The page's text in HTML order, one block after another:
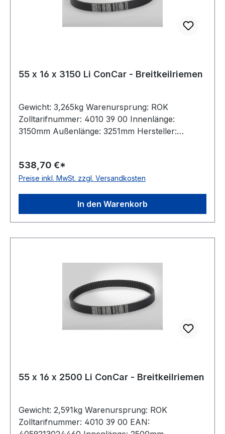
55 x 16 x 3150 Li ConCar - Breitkeilriemen
Gewicht: 3,265kg Warenursprung: ROK
Zolltarifnummer: 4010 39 00 Innenlänge:
3150mm Außenlänge: 3251mm Hersteller:
55mm Höhe: 16mm Winkel: 28° Material:
Neoprene Zugstrang: Polyester
538,70 €*
Preise inkl. MwSt. zzgl. Versandkosten
In den Warenkorb
55 x 16 x 2500 Li ConCar - Breitkeilriemen
Gewicht: 2,591kg Warenursprung: ROK
Zolltarifnummer: 4010 39 00 EAN: